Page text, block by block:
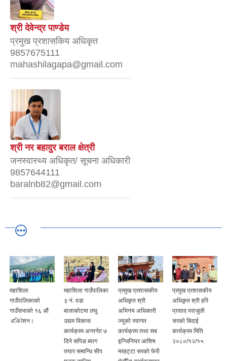
श्री देवेन्द्र पाण्डेय
प्रमुख प्रशासकिय अधिकृत
9857675111
mahashilagapa@gmail.com
श्री नर बहादुर बराल क्षेत्री
जनस्वास्थ्य अधिकृत/ सूचना अधिकारी
9857644111
baralnb82@gmail.com
महाशिला
गाउँपालिकाको
गाउँसभाको १६ औं
अधिवेशन।
महाशिला गाउँपालिका
३ नं. वडा
बालाकोटमा लघु
उद्यम विकास
कार्यक्रम अन्तर्गत ७
दिने सपिङ ब्याग
तयार सम्वन्धि सीप
प्रमुख प्रशासकीय
अधिकृत श्री
अभिनय अधिकारी
ज्युको स्वागत
कार्यक्रम तथा सब
इन्जिनियर आशिष
मरहट्टा सरको फेरी
प्रमुख प्रशासकीय
अधिकृत श्री हरि
प्रसाद पराजुली
सरको बिदाई
कार्यक्रम मिति
२०८०/१२/१५